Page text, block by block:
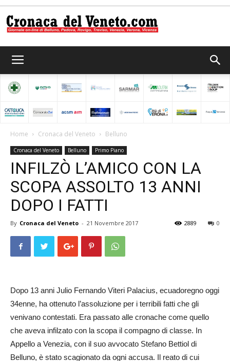
del
Veneto
Home Cronaca del Veneto Belluno
Cronaca del Veneto Belluno Primo Piano
INFILZÒ L’AMICO CON LA
SCOPA ASSOLTO 13 ANNI
DOPO I FATTI
By Cronaca del Veneto - 21 Novembre 2017 0
2889
Dopo 13 anni Julio Fernando Viteri Palacius, ecuadoregno oggi
34enne, ha ottenuto l’assoluzione per i terribili fatti che gli
venivano contestati. Era passato alle cronache come quello
che aveva infilzato con la scopa il compagno di classe. In
Appello a Venezia, con il suo avvocato Stefano Bettiol di
Belluno, è stato scagionato da ogni accusa. Il reato di cui